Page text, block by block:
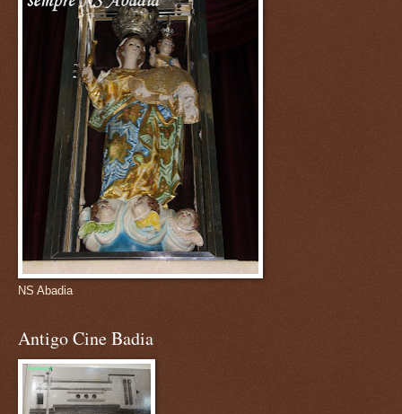
NS Abadia
Antigo Cine Badia